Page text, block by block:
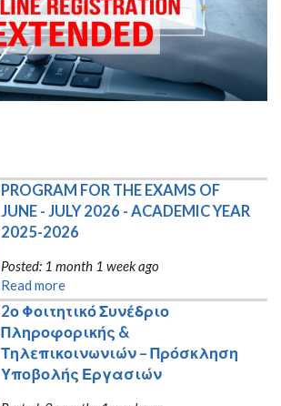
PROGRAM FOR THE EXAMS OF
JUNE - JULY 2026 - ACADEMIC YEAR
2025-2026
Posted: 1 month 1 week ago
Read more
2ο Φοιτητικό Συνέδριο
Πληροφορικής &
Τηλεπικοινωνιών – Πρόσκληση
Υποβολής Εργασιών